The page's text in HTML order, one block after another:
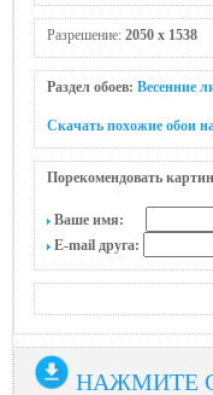
Разрешение: 2050 x 1538
Раздел обоев: Весенние
Скачать похожие обои
Порекомендовать
Ваше имя:
E-mail друга:
НАЖМИТЕ